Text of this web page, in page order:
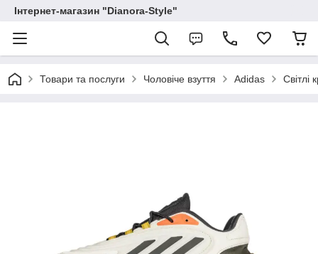
Інтернет-магазин "Dianora-Style"
Товари та послуги Чоловіче взуття Adidas Світлі